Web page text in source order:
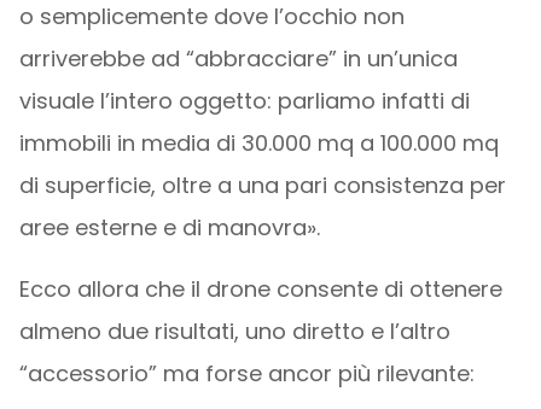
o semplicemente dove l’occhio non
arriverebbe ad “abbracciare” in un’unica
visuale l’intero oggetto: parliamo infatti di
immobili in media di 30.000 mq a 100.000 mq
di superficie, oltre a una pari consistenza per
aree esterne e di manovra».
Ecco allora che il drone consente di ottenere
almeno due risultati, uno diretto e l’altro
“accessorio” ma forse ancor più rilevante: